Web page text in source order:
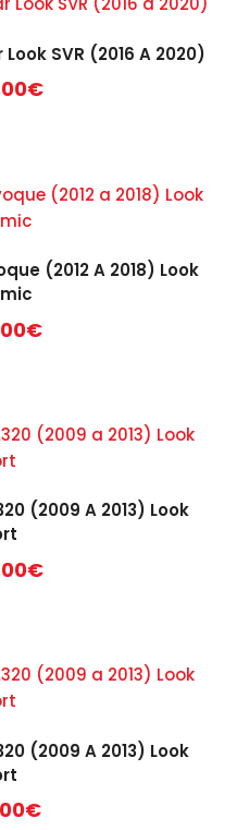
SVR (2016 A 2020)
€
(2012 A 2018) Look
€
(2009 A 2013) Look
€
(2009 A 2013) Look
€